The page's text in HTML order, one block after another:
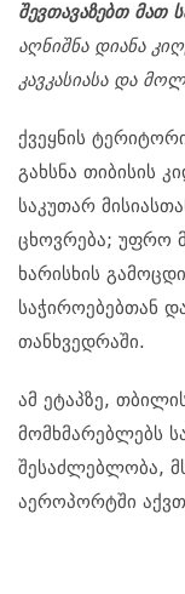
შევთავაზებთ მათ
აღნიშნა დიანა
კავკასიასა და
ქვეყნის
გახსნა თიბისის
საკუთარ
ცხოვრება; უფრო
ხარისხის
საჭიროებებთან
თანხვედრაში.
ამ ეტაპზე,
მომხმარებლებს
შესაძლებლობა,
აეროპორტში